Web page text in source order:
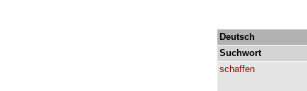
Deutsch
Suchwort
schaffen